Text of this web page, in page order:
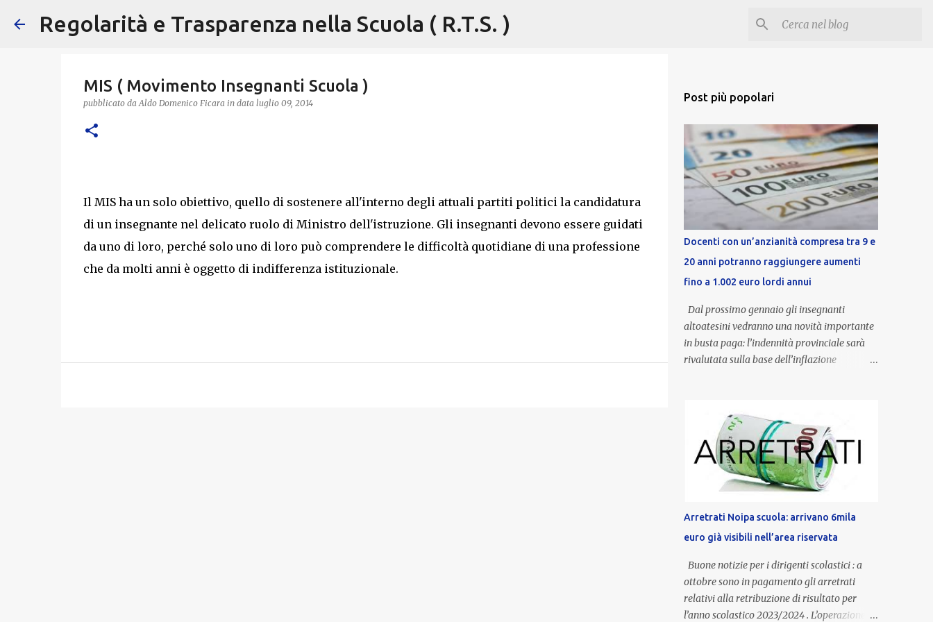
Passa ai contenuti principali
Regolarità e Trasparenza nella Scuola ( R.T.S. )
MIS ( Movimento Insegnanti Scuola )
pubblicato daAldo Domenico Ficara in data luglio 09, 2014
Il MIS ha un solo obiettivo, quello di sostenere all'interno degli attuali partiti politici la candidatura
di un insegnante nel delicato ruolo di Ministro dell'istruzione. Gli insegnanti devono essere guidati
da uno di loro, perché solo uno di loro può comprendere le difficoltà quotidiane di una professione
che da molti anni è oggetto di indifferenza istituzionale.
Post più popolari
Docenti con un’anzianità compresa tra 9 e
20 anni potranno raggiungere aumenti
fino a 1.002 euro lordi annui
Dal prossimo gennaio gli insegnanti
altoatesini vedranno una novità importante
in busta paga: l’indennità provinciale sarà
rivalutata sulla base dell’inflazione
un’anzianità compresa tra 9 e 20 anni
potranno raggiungere fino a 1.002 euro lordi
annui. Il nuovo contratto provinciale
introduce inoltre un congedo speciale
dedicato alle donne vittime di violenza di
genere, in linea con la normativa nazionale e
con l’obiettivo di offrire maggiore tutela e
supporto in situazioni delicate. L’indennità
provinciale per i docenti è un unicum in
Italia: si tratta di una misura esclusiva della
Provincia autonoma di Bolzano, che integra
in maniera stabile lo stipendio nazionale
Arretrati Noipa scuola: arrivano 6mila
euro già visibili nell’area riservata
Buone notizie per i dirigenti scolastici : a
ottobre sono in pagamento gli arretrati
relativi alla retribuzione di risultato per
l’anno scolastico 2023/2024 . L’operazione,